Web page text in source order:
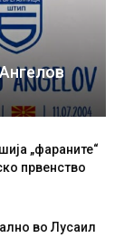
„фараните“
првенство
во Лусаил